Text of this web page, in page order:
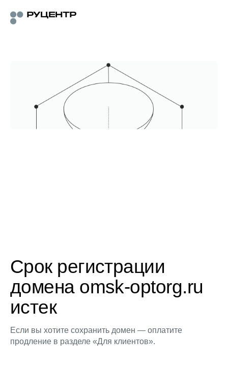
Срок регистрации
домена omsk-optorg.ru
истек
Если вы хотите сохранить домен — оплатите
продление в разделе «Для клиентов».